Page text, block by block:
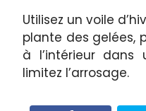
Utilisez un voile
plante des gelées,
à l’intérieur dans
limitez l’arrosage.